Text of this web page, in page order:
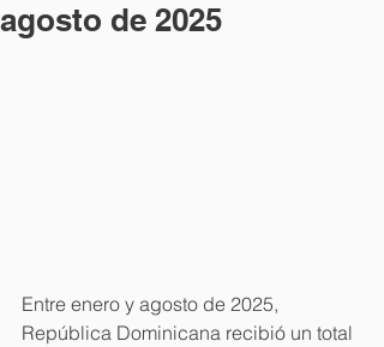
agosto de 2025
Entre enero y agosto de 2025,
República Dominicana recibió un total